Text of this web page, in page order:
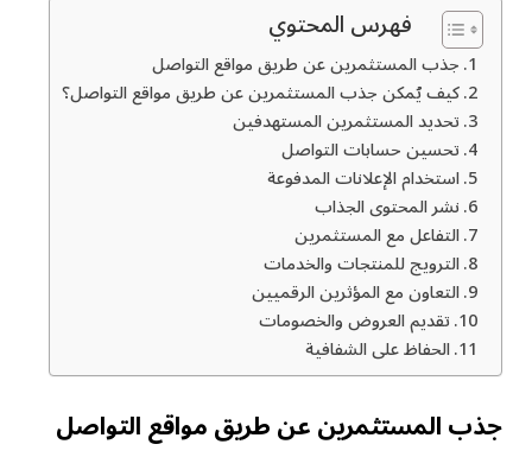
فهرس المحتوي
جذب المستثمرين عن طريق مواقع التواصل
كيف يُمكن جذب المستثمرين عن طريق مواقع التواصل؟
تحديد المستثمرين المستهدفين
تحسين حسابات التواصل
استخدام الإعلانات المدفوعة
نشر المحتوى الجذاب
التفاعل مع المستثمرين
الترويج للمنتجات والخدمات
التعاون مع المؤثرين الرقميين
تقديم العروض والخصومات
الحفاظ على الشفافية
جذب المستثمرين عن طريق مواقع التواصل